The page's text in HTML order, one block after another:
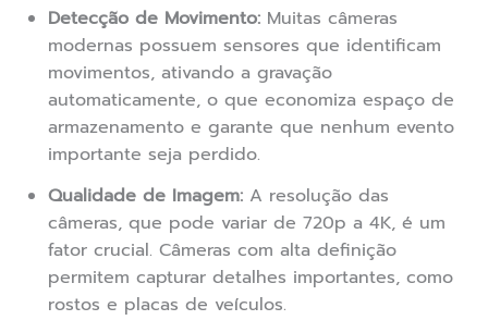
Detecção de Movimento: Muitas câmeras
modernas possuem sensores que identificam
movimentos, ativando a gravação
automaticamente, o que economiza espaço de
armazenamento e garante que nenhum evento
importante seja perdido.
Qualidade de Imagem: A resolução das
câmeras, que pode variar de 720p a 4K, é um
fator crucial. Câmeras com alta definição
permitem capturar detalhes importantes, como
rostos e placas de veículos.